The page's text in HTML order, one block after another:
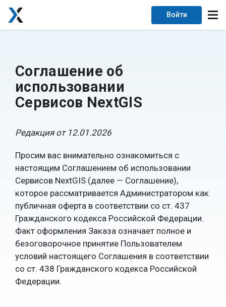
Войти
Соглашение об
использовании
Сервисов NextGIS
Редакция от 12.01.2026
Просим вас внимательно ознакомиться с
настоящим Соглашением об использовании
Сервисов NextGIS (далее — Соглашение),
которое рассматривается Администратором как
публичная оферта в соответствии со ст. 437
Гражданского кодекса Российской Федерации.
Факт оформления Заказа означает полное и
безоговорочное принятие Пользователем
условий настоящего Соглашения в соответствии
со ст. 438 Гражданского кодекса Российской
Федерации.